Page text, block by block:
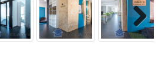
Next